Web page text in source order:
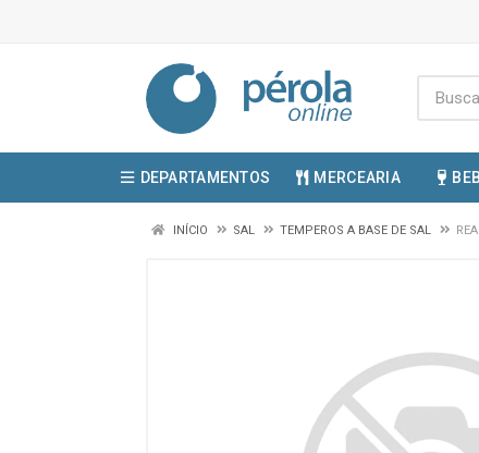
DEPARTAMENTOS MERCEARIA
INÍCIO SAL TEMPEROS A BASE DE SAL